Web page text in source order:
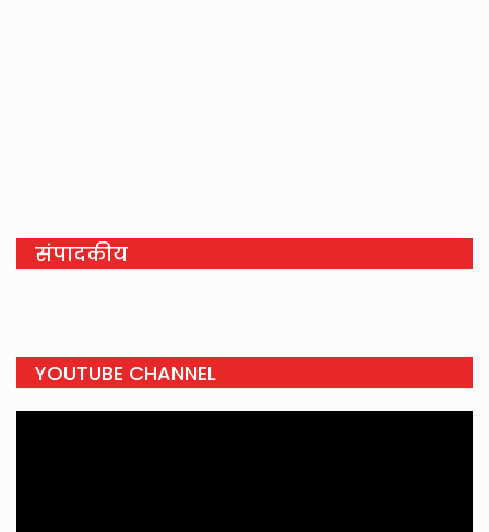
संपादकीय
YOUTUBE CHANNEL